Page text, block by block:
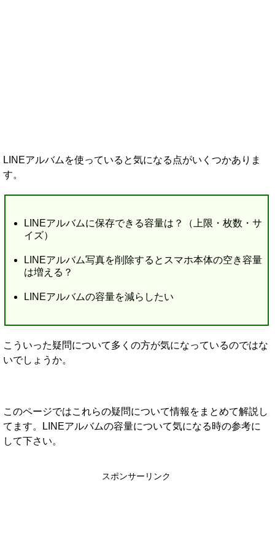
LINEアルバムを使っていると気になる点がいくつかありま
す。
LINEアルバムに保存できる容量は？（上限・枚数・サ
イズ）
LINEアルバム写真を削除するとスマホ本体の空き容量
は増える？
LINEアルバムの容量を減らしたい
こういった疑問について多くの方が気になっているのではな
いでしょうか。
このページではこれらの疑問について情報をまとめて解説し
てます。LINEアルバムの容量について気になる時の参考に
して下さい。
スポンサーリンク